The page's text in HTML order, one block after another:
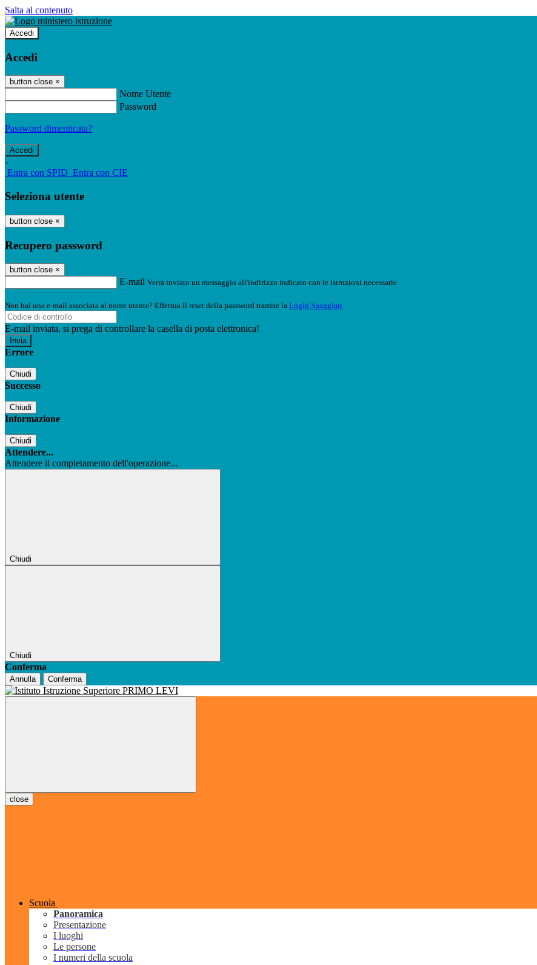
Salta al contenuto
Accedi
Accedi
button close ×
Nome Utente
Password
Password dimenticata?
-
Entra con SPID Entra con CIE
Seleziona utente
button close ×
Recupero password
button close ×
E-mail Verrà inviato un messaggio all'indirizzo indicato con le istruzioni necessarie.
Non hai una e-mail associata al nome utente? Effettua il reset della password tramite la Login Spaggiari
E-mail inviata, si prega di controllare la casella di posta elettronica!
Errore
Chiudi
Successo
Chiudi
Informazione
Chiudi
Attendere...
Attendere il completamento dell'operazione...
Chiudi
Chiudi
Conferma
Annulla Conferma
close
Scuola
Panoramica
Presentazione
I luoghi
Le persone
I numeri della scuola